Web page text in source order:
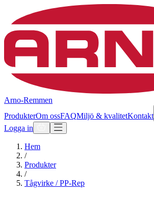
Arno-Remmen
ProdukterOm ossFAQMiljö & kvalitetKontakt
Logga in
Hem
/
Produkter
/
Tågvirke / PP-Rep